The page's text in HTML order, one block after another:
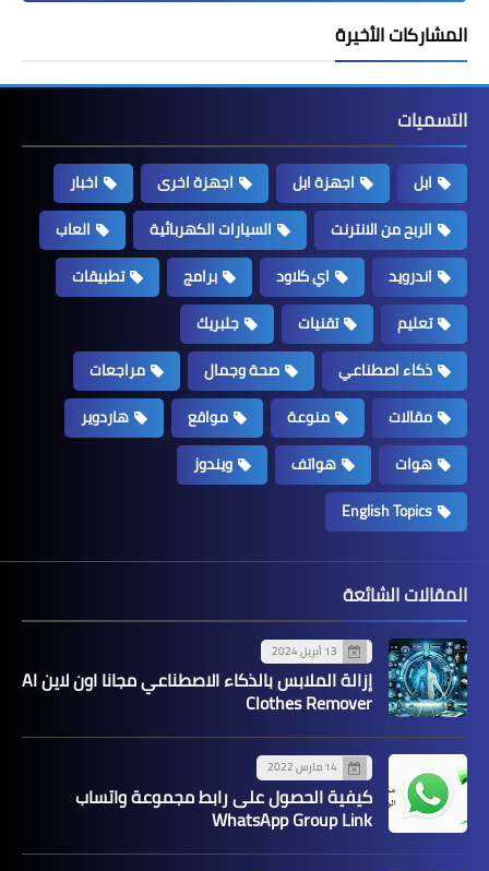
المشاركات الأخيرة
التسميات
ابل اجهزة ابل اجهزة اخرى
اخبار
الربح من الانترنت
السيارات الكهربائية
العاب
اندرويد
اي كلاود برامج
تطبيقات
تعليم
تقنيات
جلبريك
ذكاء اصطناعي
صحة وجمال
مراجعات
مقالات
منوعة مواقع
هاردوير
هوات
هواتف
ويندوز
English Topics
المقالات الشائعة
13 أبريل 2024
إزالة الملابس بالذكاء الاصطناعي مجانا اون لاين AI
Clothes Remover
14 مارس 2022
كيفية الحصول على رابط مجموعة واتساب
WhatsApp Group Link